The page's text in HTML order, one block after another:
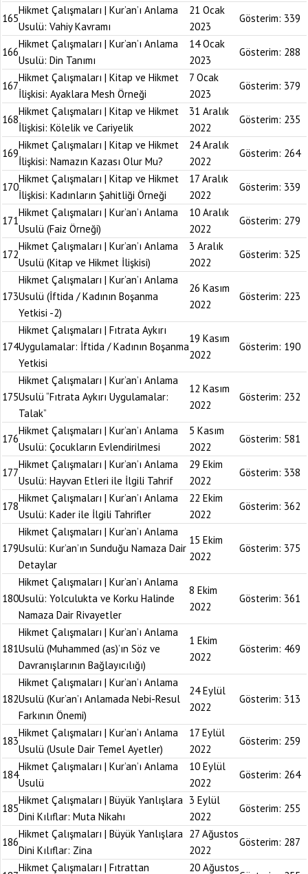
165
Hikmet Çalışmaları | Kur’an’ı Anlama
Usulü: Vahiy Kavramı
21 Ocak
2023
Gösterim: 339
166
Hikmet Çalışmaları | Kur’an’ı Anlama
Usulü: Din Tanımı
14 Ocak
2023
Gösterim: 288
167
Hikmet Çalışmaları | Kitap ve Hikmet
İlişkisi: Ayaklara Mesh Örneği
7 Ocak
2023
Gösterim: 379
168
Hikmet Çalışmaları | Kitap ve Hikmet
İlişkisi: Kölelik ve Cariyelik
31 Aralık
2022
Gösterim: 235
169
Hikmet Çalışmaları | Kitap ve Hikmet
İlişkisi: Namazın Kazası Olur Mu?
24 Aralık
2022
Gösterim: 264
170
Hikmet Çalışmaları | Kitap ve Hikmet
İlişkisi: Kadınların Şahitliği Örneği
17 Aralık
2022
Gösterim: 339
171
Hikmet Çalışmaları | Kur’an’ı Anlama
Usulü (Faiz Örneği)
10 Aralık
2022
Gösterim: 279
172
Hikmet Çalışmaları | Kur’an’ı Anlama
Usulü (Kitap ve Hikmet İlişkisi)
3 Aralık
2022
Gösterim: 325
173
Hikmet Çalışmaları | Kur’an’ı Anlama
Usulü (İftida / Kadının Boşanma
Yetkisi -2)
26 Kasım
2022
Gösterim: 223
174
Hikmet Çalışmaları | Fıtrata Aykırı
Uygulamalar: İftida / Kadının Boşanma
Yetkisi
19 Kasım
2022
Gösterim: 190
175
Hikmet Çalışmaları | Kur’an’ı Anlama
Usulü “Fıtrata Aykırı Uygulamalar:
Talak”
12 Kasım
2022
Gösterim: 232
176
Hikmet Çalışmaları | Kur’an’ı Anlama
Usulü: Çocukların Evlendirilmesi
5 Kasım
2022
Gösterim: 581
177
Hikmet Çalışmaları | Kur’an’ı Anlama
Usulü: Hayvan Etleri ile İlgili Tahrif
29 Ekim
2022
Gösterim: 338
178
Hikmet Çalışmaları | Kur’an’ı Anlama
Usulü: Kader ile İlgili Tahrifler
22 Ekim
2022
Gösterim: 362
179
Hikmet Çalışmaları | Kur’an’ı Anlama
Usulü: Kur’an’ın Sunduğu Namaza Dair
Detaylar
15 Ekim
2022
Gösterim: 375
180
Hikmet Çalışmaları | Kur’an’ı Anlama
Usulü: Yolculukta ve Korku Halinde
Namaza Dair Rivayetler
8 Ekim
2022
Gösterim: 361
181
Hikmet Çalışmaları | Kur’an’ı Anlama
Usulü (Muhammed (as)’ın Söz ve
Davranışlarının Bağlayıcılığı)
1 Ekim
2022
Gösterim: 469
182
Hikmet Çalışmaları | Kur’an’ı Anlama
Usulü (Kur’an’ı Anlamada Nebi-Resul
Farkının Önemi)
24 Eylül
2022
Gösterim: 313
183
Hikmet Çalışmaları | Kur’an’ı Anlama
Usulü (Usule Dair Temel Ayetler)
17 Eylül
2022
Gösterim: 259
184
Hikmet Çalışmaları | Kur’an’ı Anlama
Usulü
10 Eylül
2022
Gösterim: 264
185
Hikmet Çalışmaları | Büyük Yanlışlara
Dini Kılıflar: Muta Nikahı
3 Eylül
2022
Gösterim: 255
186
Hikmet Çalışmaları | Büyük Yanlışlara
Dini Kılıflar: Zina
27 Ağustos
2022
Gösterim: 287
Hikmet Çalışmaları | Fıtrattan 20 Ağustos